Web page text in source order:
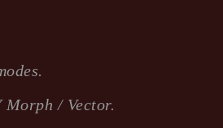
Morph / Vector.